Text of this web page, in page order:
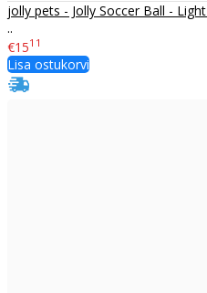
jolly pets - Jolly Soccer Ball -
..
€1511
Lisa ostukorvi